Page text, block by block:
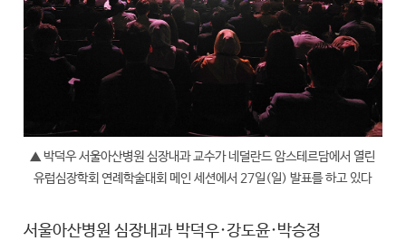
▲ 박덕우 서울아산병원 심장내과 교수가 네덜란드 암스테르담에서 열린
유럽심장학회 연례학술대회 메인 세션에서 27일(일) 발표를 하고 있다
서울아산병원 심장내과 박덕우·강도윤·박승정